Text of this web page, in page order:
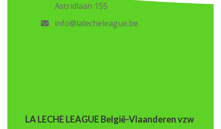
Astridlaan 155
info@lalecheleague.be
LA LECHE LEAGUE België-Vlaanderen vzw